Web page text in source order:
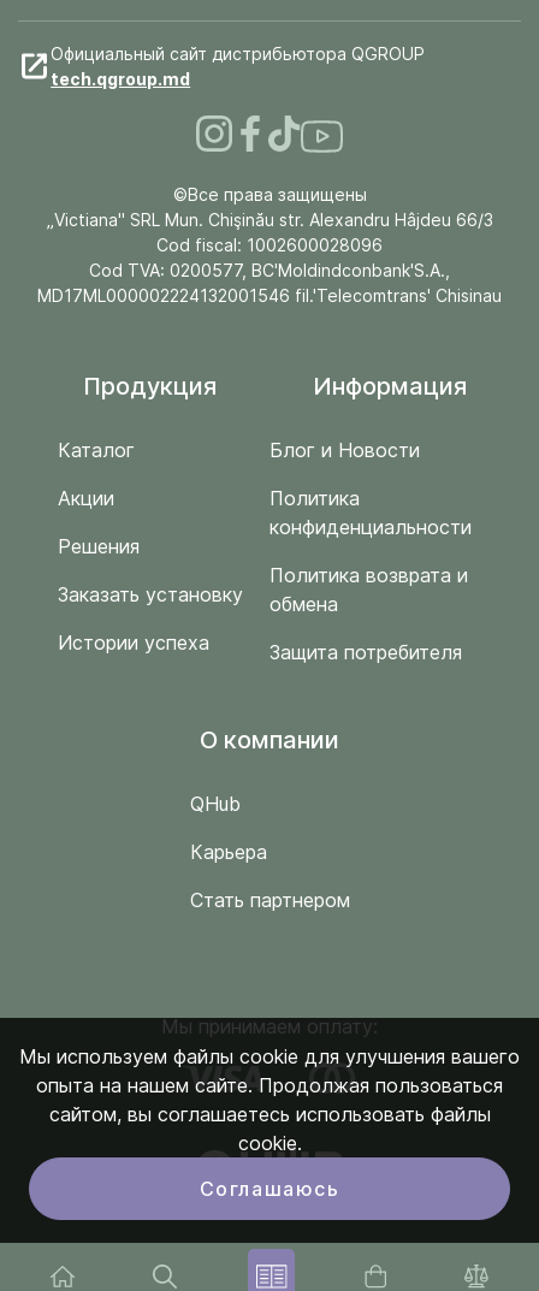
Официальный сайт дистрибьютора QGROUP
tech.qgroup.md
©Все права защищены
„Victiana" SRL Mun. Chişinău str. Alexandru Hâjdeu 66/3
Cod fiscal: 1002600028096
Cod TVA: 0200577, BC'Moldindconbank'S.A.,
MD17ML000002224132001546 fil.'Telecomtrans' Chisinau
Продукция
Каталог
Акции
Решения
Заказать установку
Истории успеха
Информация
Блог и Новости
Политика
конфиденциальности
Политика возврата и
обмена
Защита потребителя
O компании
QHub
Карьера
Стать партнером
Мы принимаем оплату:
Мы используем файлы cookie для улучшения вашего
опыта на нашем сайте. Продолжая пользоваться
сайтом, вы соглашаетесь использовать файлы
cookie.
Соглашаюсь